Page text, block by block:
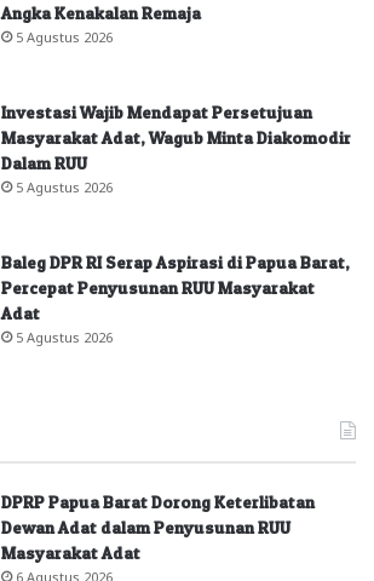
Angka Kenakalan Remaja
5 Agustus 2026
Investasi Wajib Mendapat Persetujuan
Masyarakat Adat, Wagub Minta Diakomodir
Dalam RUU
5 Agustus 2026
Baleg DPR RI Serap Aspirasi di Papua Barat,
Percepat Penyusunan RUU Masyarakat
Adat
5 Agustus 2026
DPRP Papua Barat Dorong Keterlibatan
Dewan Adat dalam Penyusunan RUU
Masyarakat Adat
6 Agustus 2026